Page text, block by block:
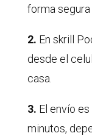
forma segura
2. En skrill
desde el
casa.
3. El envío
minutos,